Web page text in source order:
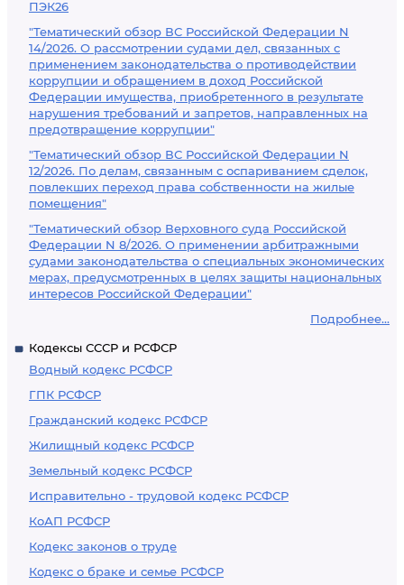
ПЭК26
"Тематический обзор ВС Российской Федерации N
14/2026. О рассмотрении судами дел, связанных с
применением законодательства о противодействии
коррупции и обращением в доход Российской
Федерации имущества, приобретенного в результате
нарушения требований и запретов, направленных на
предотвращение коррупции"
"Тематический обзор ВС Российской Федерации N
12/2026. По делам, связанным с оспариванием сделок,
повлекших переход права собственности на жилые
помещения"
"Тематический обзор Верховного суда Российской
Федерации N 8/2026. О применении арбитражными
судами законодательства о специальных экономических
мерах, предусмотренных в целях защиты национальных
интересов Российской Федерации"
Подробнее...
Кодексы СССР и РСФСР
Водный кодекс РСФСР
ГПК РСФСР
Гражданский кодекс РСФСР
Жилищный кодекс РСФСР
Земельный кодекс РСФСР
Исправительно - трудовой кодекс РСФСР
КоАП РСФСР
Кодекс законов о труде
Кодекс о браке и семье РСФСР